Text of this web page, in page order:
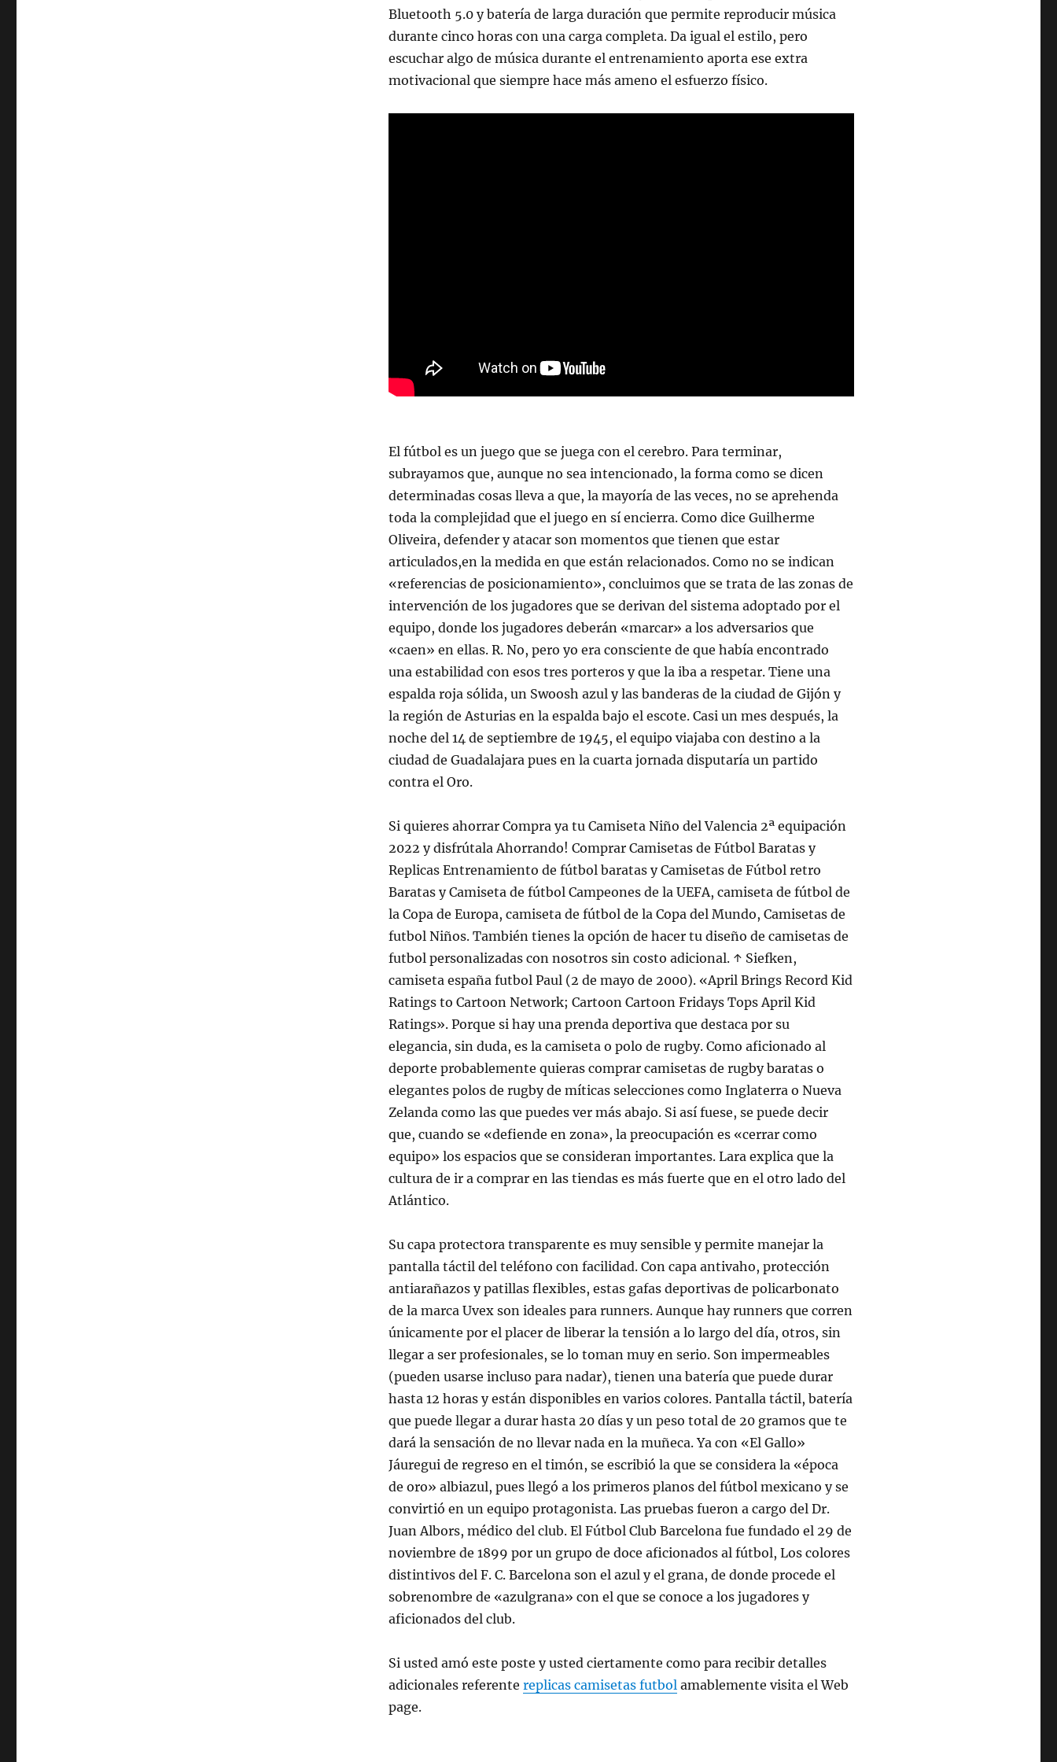
Bluetooth 5.0 y batería de larga duración que permite reproducir música
durante cinco horas con una carga completa. Da igual el estilo, pero
escuchar algo de música durante el entrenamiento aporta ese extra
motivacional que siempre hace más ameno el esfuerzo físico.
El fútbol es un juego que se juega con el cerebro. Para terminar,
subrayamos que, aunque no sea intencionado, la forma como se dicen
determinadas cosas lleva a que, la mayoría de las veces, no se aprehenda
toda la complejidad que el juego en sí encierra. Como dice Guilherme
Oliveira, defender y atacar son momentos que tienen que estar
articulados,en la medida en que están relacionados. Como no se indican
«referencias de posicionamiento», concluimos que se trata de las zonas de
intervención de los jugadores que se derivan del sistema adoptado por el
equipo, donde los jugadores deberán «marcar» a los adversarios que
«caen» en ellas. R. No, pero yo era consciente de que había encontrado
una estabilidad con esos tres porteros y que la iba a respetar. Tiene una
espalda roja sólida, un Swoosh azul y las banderas de la ciudad de Gijón y
la región de Asturias en la espalda bajo el escote. Casi un mes después, la
noche del 14 de septiembre de 1945, el equipo viajaba con destino a la
ciudad de Guadalajara pues en la cuarta jornada disputaría un partido
contra el Oro.
Si quieres ahorrar Compra ya tu Camiseta Niño del Valencia 2ª equipación
2022 y disfrútala Ahorrando! Comprar Camisetas de Fútbol Baratas y
Replicas Entrenamiento de fútbol baratas y Camisetas de Fútbol retro
Baratas y Camiseta de fútbol Campeones de la UEFA, camiseta de fútbol de
la Copa de Europa, camiseta de fútbol de la Copa del Mundo, Camisetas de
futbol Niños. También tienes la opción de hacer tu diseño de camisetas de
futbol personalizadas con nosotros sin costo adicional. ↑ Siefken,
camiseta españa futbol Paul (2 de mayo de 2000). «April Brings Record Kid
Ratings to Cartoon Network; Cartoon Cartoon Fridays Tops April Kid
Ratings». Porque si hay una prenda deportiva que destaca por su
elegancia, sin duda, es la camiseta o polo de rugby. Como aficionado al
deporte probablemente quieras comprar camisetas de rugby baratas o
elegantes polos de rugby de míticas selecciones como Inglaterra o Nueva
Zelanda como las que puedes ver más abajo. Si así fuese, se puede decir
que, cuando se «defiende en zona», la preocupación es «cerrar como
equipo» los espacios que se consideran importantes. Lara explica que la
cultura de ir a comprar en las tiendas es más fuerte que en el otro lado del
Atlántico.
Su capa protectora transparente es muy sensible y permite manejar la
pantalla táctil del teléfono con facilidad. Con capa antivaho, protección
antiarañazos y patillas flexibles, estas gafas deportivas de policarbonato
de la marca Uvex son ideales para runners. Aunque hay runners que corren
únicamente por el placer de liberar la tensión a lo largo del día, otros, sin
llegar a ser profesionales, se lo toman muy en serio. Son impermeables
(pueden usarse incluso para nadar), tienen una batería que puede durar
hasta 12 horas y están disponibles en varios colores. Pantalla táctil, batería
que puede llegar a durar hasta 20 días y un peso total de 20 gramos que te
dará la sensación de no llevar nada en la muñeca. Ya con «El Gallo»
Jáuregui de regreso en el timón, se escribió la que se considera la «época
de oro» albiazul, pues llegó a los primeros planos del fútbol mexicano y se
convirtió en un equipo protagonista. Las pruebas fueron a cargo del Dr.
Juan Albors, médico del club. El Fútbol Club Barcelona fue fundado el 29 de
noviembre de 1899 por un grupo de doce aficionados al fútbol, Los colores
distintivos del F. C. Barcelona son el azul y el grana, de donde procede el
sobrenombre de «azulgrana» con el que se conoce a los jugadores y
aficionados del club.
Si usted amó este poste y usted ciertamente como para recibir detalles
adicionales referentereplicas camisetas futbol amablemente visita el Web
page.